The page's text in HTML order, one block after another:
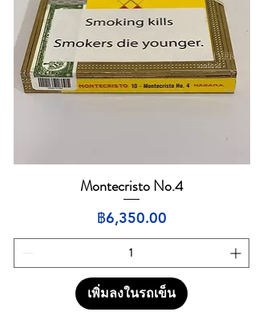
ดูข้อมูลด่วน
Montecristo No.4
ราคา
฿6,350.00
เพิ่มลงในรถเข็น